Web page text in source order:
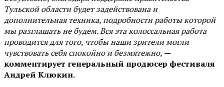
Тульской области будет задействована и
дополнительная техника, подробности работы которой
мы разглашать не будем. Вся эта колоссальная работа
проводится для того, чтобы наши зрители могли
чувствовать себя спокойно и безмятежно, —
комментирует генеральный продюсер фестиваля
Андрей Клюкин.